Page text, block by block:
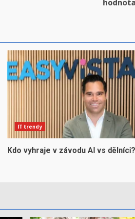
IT trendy
Kdo vyhraje v závodu AI vs dělníci?